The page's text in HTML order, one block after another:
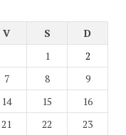
V S
D
1
2
7 8
9
14 15
16
21 22
23